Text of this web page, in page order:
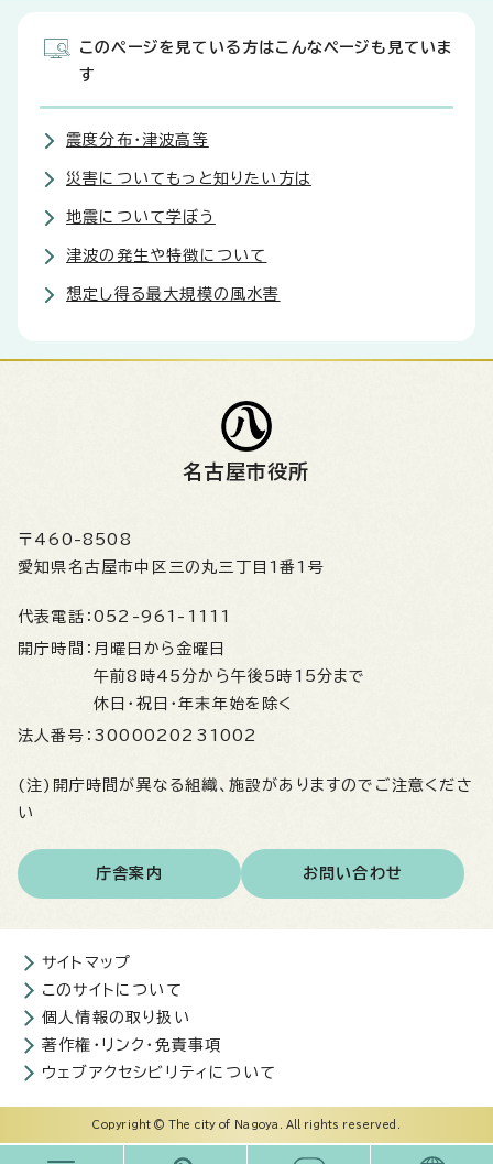
このページを見ている方はこんなページも見ていま
す
震度分布・津波高等
災害についてもっと知りたい方は
地震について学ぼう
津波の発生や特徴について
想定し得る最大規模の風水害
名古屋市役所
〒460-8508
愛知県名古屋市中区三の丸三丁目1番1号
代表電話： 052-961-1111
開庁時間： 月曜日から金曜日
午前8時45分から午後5時15分まで
休日・祝日・年末年始を除く
法人番号： 3000020231002
(注)開庁時間が異なる組織、施設がありますのでご注意くださ
い
庁舎案内 お問い合わせ
サイトマップ
このサイトについて
個人情報の取り扱い
著作権・リンク・免責事項
ウェブアクセシビリティについて
Copyright © The city of Nagoya. All rights reserved.